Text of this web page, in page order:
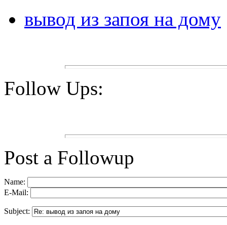
вывод из запоя на дому
Follow Ups:
Post a Followup
Name:
E-Mail:
Subject: